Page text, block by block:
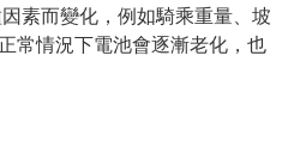
素而變化，例如騎乘重量、坡
常情況下電池會逐漸老化，也